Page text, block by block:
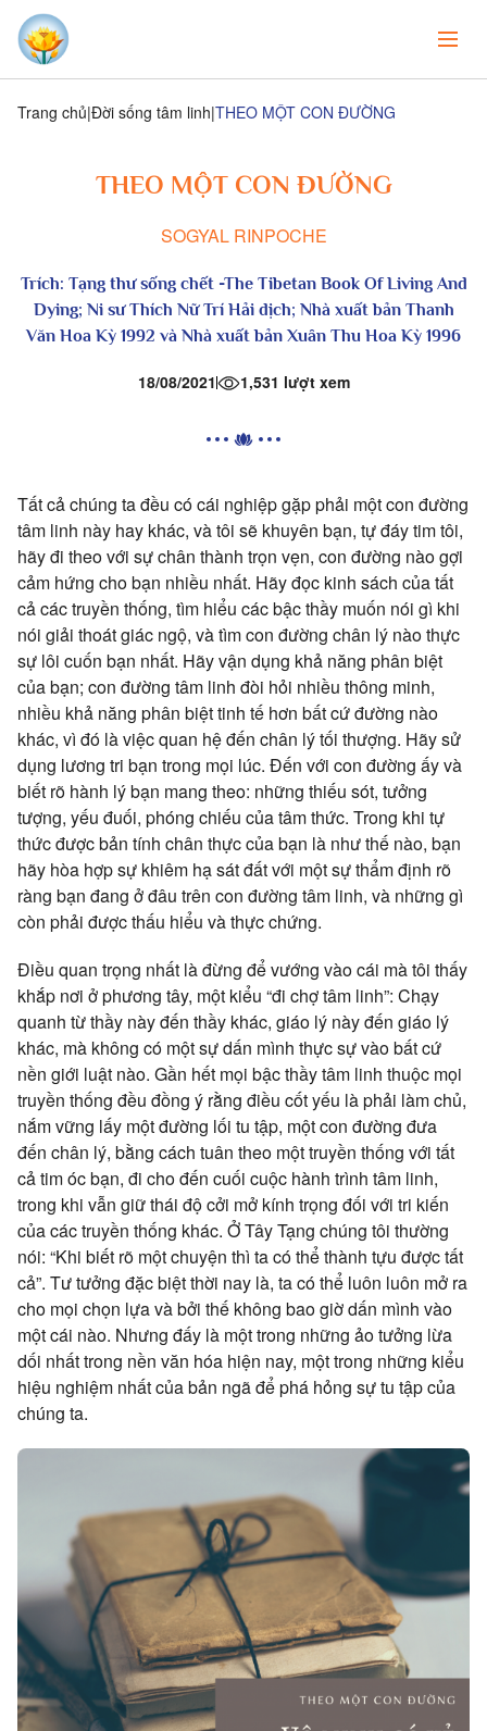
Trang chủ Đời sống tâm linh THEO MỘT CON ĐƯỜNG
THEO MỘT CON ĐƯỜNG
SOGYAL RINPOCHE
Trích: Tạng thư sống chết-The Tibetan Book Of Living And
Dying; Ni sư Thích Nữ Trí Hải dịch; Nhà xuất bản Thanh
Văn Hoa Kỳ 1992 và Nhà xuất bản Xuân Thu Hoa Kỳ 1996
18/08/2021 1,531 lượt xem
Tất cả chúng ta đều có cái nghiệp gặp phải một con đường
tâm linh này hay khác, và tôi sẽ khuyên bạn, tự đáy tim tôi,
hãy đi theo với sự chân thành trọn vẹn, con đường nào gợi
cảm hứng cho bạn nhiều nhất. Hãy đọc kinh sách của tất
cả các truyền thống, tìm hiểu các bậc thầy muốn nói gì khi
nói giải thoát giác ngộ, và tìm con đường chân lý nào thực
sự lôi cuốn bạn nhất. Hãy vận dụng khả năng phân biệt
của bạn; con đường tâm linh đòi hỏi nhiều thông minh,
nhiều khả năng phân biệt tinh tế hơn bất cứ đường nào
khác, vì đó là việc quan hệ đến chân lý tối thượng. Hãy sử
dụng lương tri bạn trong mọi lúc. Đến với con đường ấy và
biết rõ hành lý bạn mang theo: những thiếu sót, tưởng
tượng, yếu đuối, phóng chiếu của tâm thức. Trong khi tự
thức được bản tính chân thực của bạn là như thế nào, bạn
hãy hòa hợp sự khiêm hạ sát đất với một sự thẩm định rõ
ràng bạn đang ở đâu trên con đường tâm linh, và những gì
còn phải được thấu hiểu và thực chứng.
Điều quan trọng nhất là đừng để vướng vào cái mà tôi thấy
khắp nơi ở phương tây, một kiểu “đi chợ tâm linh”: Chạy
quanh từ thầy này đến thầy khác, giáo lý này đến giáo lý
khác, mà không có một sự dấn mình thực sự vào bất cứ
nền giới luật nào. Gần hết mọi bậc thầy tâm linh thuộc mọi
truyền thống đều đồng ý rằng điều cốt yếu là phải làm chủ,
nắm vững lấy một đường lối tu tập, một con đường đưa
đến chân lý, bằng cách tuân theo một truyền thống với tất
cả tim óc bạn, đi cho đến cuối cuộc hành trình tâm linh,
trong khi vẫn giữ thái độ cởi mở kính trọng đối với tri kiến
của các truyền thống khác. Ở Tây Tạng chúng tôi thường
nói: “Khi biết rõ một chuyện thì ta có thể thành tựu được tất
cả”. Tư tưởng đặc biệt thời nay là, ta có thể luôn luôn mở ra
cho mọi chọn lựa và bởi thế không bao giờ dấn mình vào
một cái nào. Nhưng đấy là một trong những ảo tưởng lừa
dối nhất trong nền văn hóa hiện nay, một trong những kiểu
hiệu nghiệm nhất của bản ngã để phá hỏng sự tu tập của
chúng ta.